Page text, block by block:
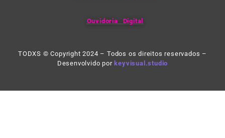
Ouvidoria Digital
TODXS © Copyright 2024 – Todos os direitos reservados –
Desenvolvido por keyvisual.studio